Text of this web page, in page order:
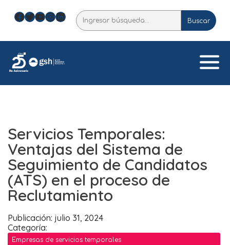
Facebook
Twitter
YouTube
Instagram
LinkedIn
Buscar
Buscar
Servicios Temporales:
Ventajas del Sistema de
Seguimiento de Candidatos
(ATS) en el proceso de
Reclutamiento
Publicación: julio 31, 2024
Categoría:
Empresas de servicios temporales